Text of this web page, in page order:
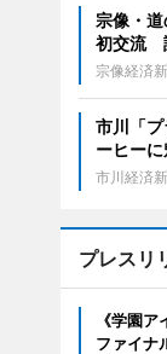
宗像・
初交流
宗像経済
市川「
ーヒー
市川経済
プレスリ
《学園
ファイナ